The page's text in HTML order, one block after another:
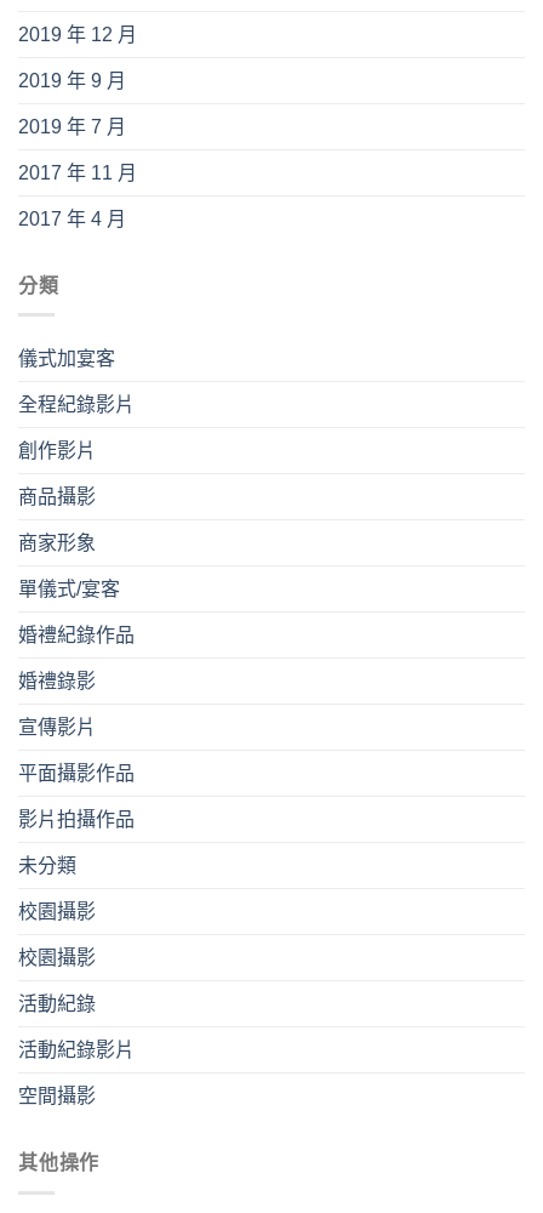
2019 年 12 月
2019 年 9 月
2019 年 7 月
2017 年 11 月
2017 年 4 月
分類
儀式加宴客
全程紀錄影片
創作影片
商品攝影
商家形象
單儀式/宴客
婚禮紀錄作品
婚禮錄影
宣傳影片
平⾯攝影作品
影片拍攝作品
未分類
校園攝影
校園攝影
活動紀錄
活動紀錄影片
空間攝影
其他操作